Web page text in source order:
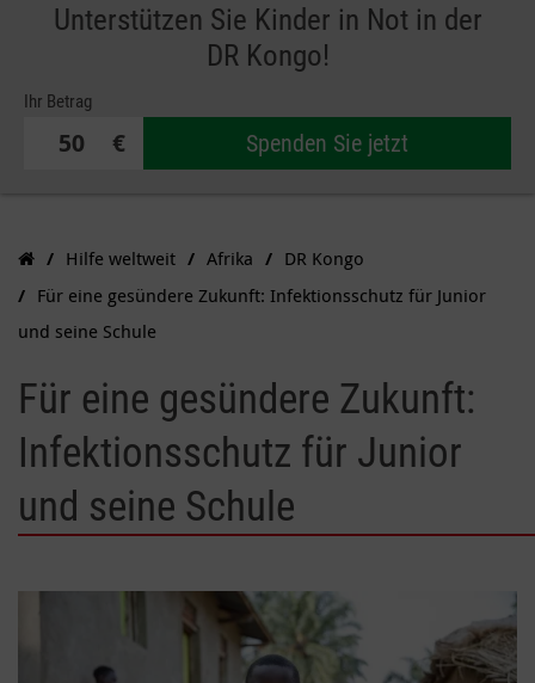
Unterstützen Sie Kinder in Not in der
DR Kongo!
Ihr Betrag
€ Spenden Sie jetzt
Hilfe weltweit Afrika
DR Kongo
Für eine gesündere Zukunft: Infektionsschutz für Junior
und seine Schule
Für eine gesündere Zukunft:
Infektionsschutz für Junior
und seine Schule